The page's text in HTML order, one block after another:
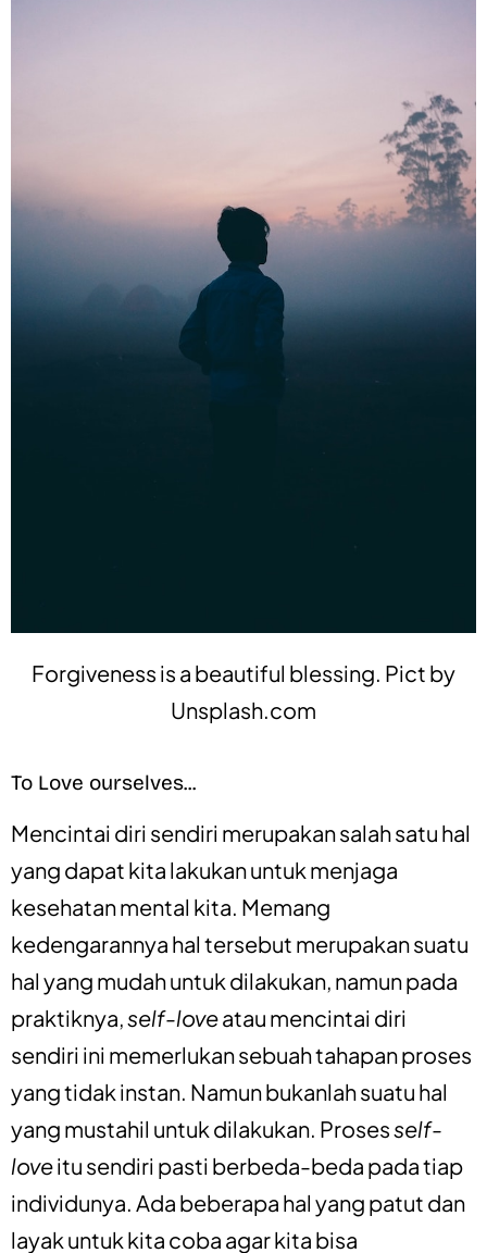
Forgiveness is a beautiful blessing. Pict by
Unsplash.com
To Love ourselves...
Mencintai diri sendiri merupakan salah satu hal
yang dapat kita lakukan untuk menjaga
kesehatan mental kita. Memang
kedengarannya hal tersebut merupakan suatu
hal yang mudah untuk dilakukan, namun pada
praktiknya,self-loveatau mencintai diri
sendiri ini memerlukan sebuah tahapan proses
yang tidak instan. Namun bukanlah suatu hal
yang mustahil untuk dilakukan. Prosesself-
loveitu sendiri pasti berbeda-beda pada tiap
individunya. Ada beberapa hal yang patut dan
layak untuk kita coba agar kita bisa